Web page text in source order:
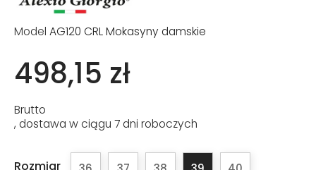
Model AG120 CRL Mokasyny damskie
498,15 zł
Brutto
, dostawa w ciągu 7 dni roboczych
Rozmiar